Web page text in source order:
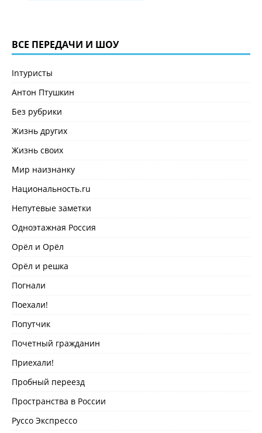
ВСЕ ПЕРЕДАЧИ И ШОУ
Inтуристы
Антон Птушкин
Без рубрики
Жизнь других
Жизнь своих
Мир наизнанку
Национальность.ru
Непутевые заметки
Одноэтажная Россия
Орёл и Орёл
Орёл и решка
Погнали
Поехали!
Попутчик
Почетный гражданин
Приехали!
Пробный переезд
Пространства в России
Руссо Экспрессо